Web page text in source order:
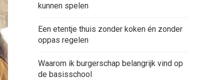
kunnen spelen
Een etentje thuis zonder koken én zonder
oppas regelen
Waarom ik burgerschap belangrijk vind op
de basisschool